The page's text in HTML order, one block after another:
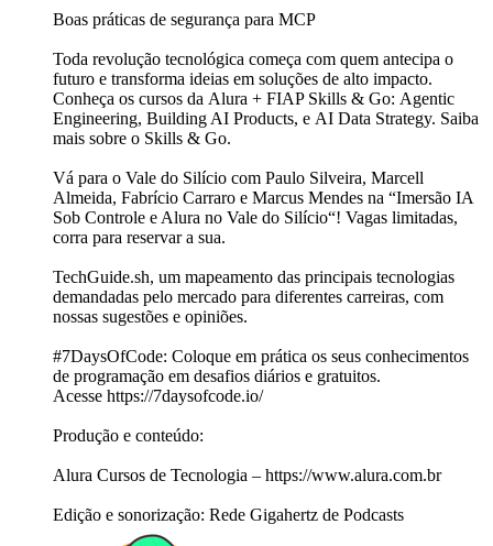
Boas práticas de segurança para MCP
Toda revolução tecnológica começa com quem antecipa o
futuro e transforma ideias em soluções de alto impacto.
Conheça os cursos da Alura + FIAP Skills & Go: Agentic
Engineering, Building AI Products, e AI Data Strategy. Saiba
mais sobre o Skills & Go.
Vá para o Vale do Silício com Paulo Silveira, Marcell
Almeida, Fabrício Carraro e Marcus Mendes na “Imersão IA
Sob Controle e Alura no Vale do Silício“! Vagas limitadas,
corra para reservar a sua.
TechGuide.sh, um mapeamento das principais tecnologias
demandadas pelo mercado para diferentes carreiras, com
nossas sugestões e opiniões.
#7DaysOfCode: Coloque em prática os seus conhecimentos
de programação em desafios diários e gratuitos.
Acesse https://7daysofcode.io/
Produção e conteúdo:
Alura Cursos de Tecnologia – https://www.alura.com.br
Edição e sonorização: Rede Gigahertz de Podcasts